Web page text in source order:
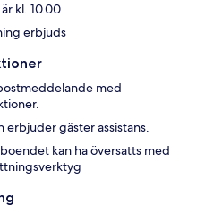
kl. 10.00
erbjuds
med
erbjuder gäster assistans.
kan ha översatts med